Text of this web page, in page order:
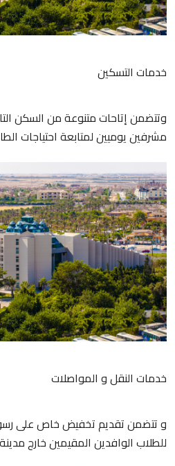
خدمات التسكين
وتتضمن إتاحات متنوعة من السكن
مشرفين يوميين لمتابعة احتياجات
خدمات النقل و المواصلات
و تتضمن تقديم تخفيض خاص على
للطلاب الوافدين المقيمين خارج